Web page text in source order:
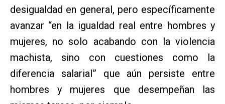
desigualdad en general, pero específicamente
avanzar “en la igualdad real entre hombres y
mujeres, no solo acabando con la violencia
machista, sino con cuestiones como la
diferencia salarial” que aún persiste entre
hombres y mujeres que desempeñan las